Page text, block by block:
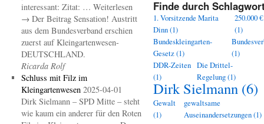
interessant: Zitat: … Weiterlesen
→ Der Beitrag Sensation! Austritt
aus dem Bundesverband erschien
zuerst auf Kleingartenwesen-
DEUTSCHLAND.
Ricarda Rolf
Schluss mit Filz im
Kleingartenwesen 2025-04-01
Dirk Sielmann – SPD Mitte – steht
wie kaum ein anderer für den Roten
Finde durch
1. Vorsitzende Marita
Dinn(1)
250.000 €
(1)
Bundeskleingarten-
Gesetz(1)
(1)
DDR-Zeiten
(1)
Die Drittel-
Regelung(1)
Dirk Sielmann (6)
Gewalt
(1)
gewaltsame
Auseinandersetzungen(1)